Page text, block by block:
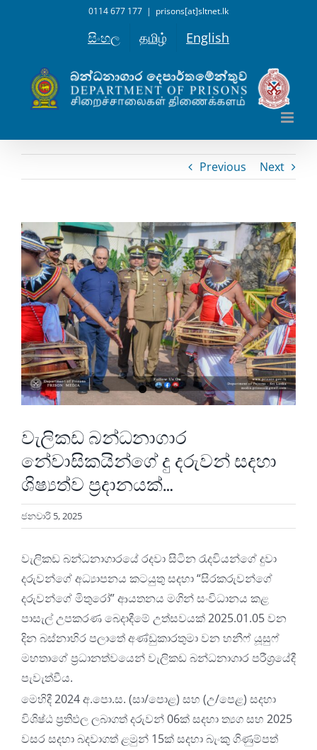
0114 677 177 | prisons[at]sltnet.lk
සිංහල தமிழ் English
Previous Next
වැලිකඩ බන්ධනාගාර
නේවාසිකයින්ගේ දු දරුවන් සදහා
ශිෂ්‍යත්ව ප්‍රදානයක්…
ජනවාරි 5, 2025
වැලිකඩ බන්ධනාගාරයේ රදවා සිටින රැදවියන්ගේ දුවා
දරුවන්ගේ අධ්යාපනය කටයුතු සදහා “සිරකරුවන්ගේ
දරුවන්ගේ මිතුරෝ” ආයතනය මගින් සංවිධානය කළ
පාසැල් උපකරණ බෙදාදීමේ උත්සවයක් 2025.01.05 වන
දින බස්නාහිර පලාතේ අණ්ඩුකාරතුමා වන හනීෆ් යූසුෆ්
මහතාගේ ප්රධානත්වයෙන් වැලිකඩ බන්ධනාගාර පරීශ්රයේදී
පැවැත්වීය.
මෙහිදී 2024 අ.පො.ස. (සා/පොළ) සහ (උ/පෙළ) සදහා
විශිෂ්ඨ ප්රතිඵල ලබාගත් දරුවන් 06ක් සදහා ත්යග සහ 2025
වසර සදහා බදවාගත් ළමුන් 15ක් සදහා බැංකු ගිණුම්පත්